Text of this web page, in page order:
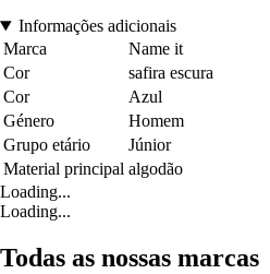
Informações adicionais
Marca
Name it
Cor
safira escura
Cor
Azul
Género
Homem
Grupo etário
Júnior
Material principal algodão
Loading...
Loading...
Todas as nossas marcas